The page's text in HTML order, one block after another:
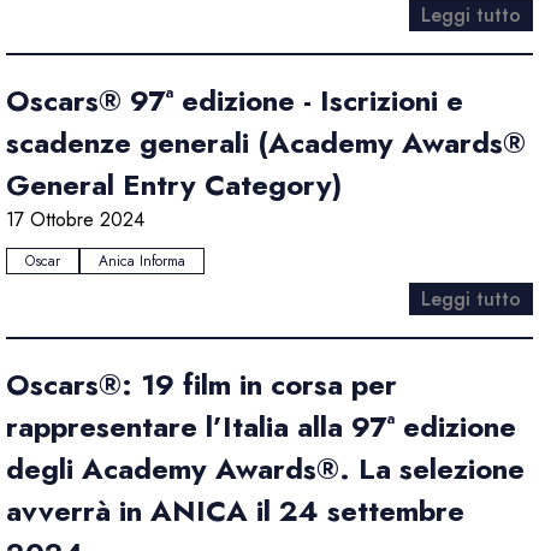
Leggi tutto
Oscars® 97ª edizione - Iscrizioni e
scadenze generali (Academy Awards®
General Entry Category)
17 Ottobre 2024
Oscar Anica Informa
Leggi tutto
Oscars®: 19 film in corsa per
rappresentare l’Italia alla 97ª edizione
degli Academy Awards®. La selezione
avverrà in ANICA il 24 settembre